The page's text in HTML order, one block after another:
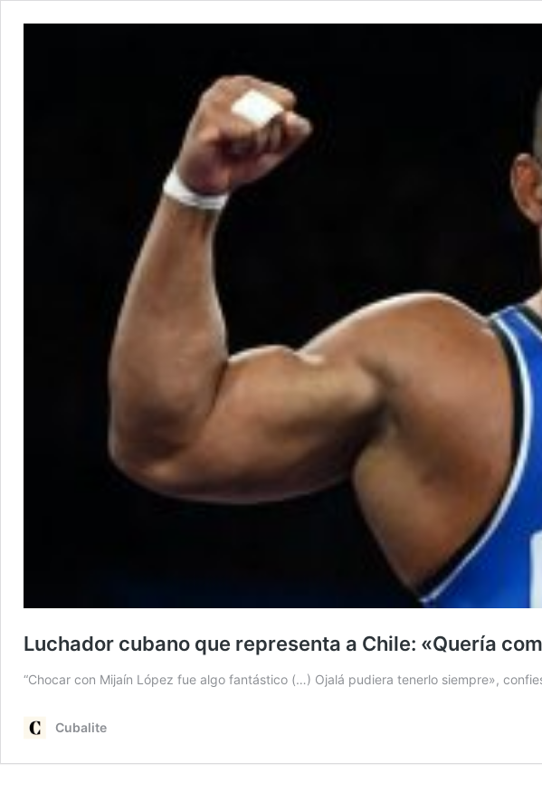
Luchador cubano que representa a Chile: «Quería
“Chocar con Mijaín López fue algo fantástico (…) Ojalá pudiera tenerlo siempre»,
Cubalite